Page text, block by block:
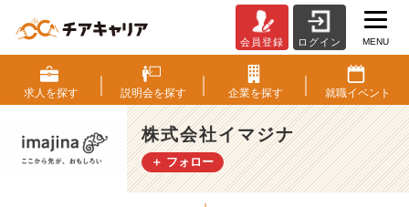
【ク
ラ
イ
ア
ン
ト
会員登録 ログイン MENU
求人を探す 説明会を探す 企業を探す 就職イベント
株式会社イマジナ
＋ フォロー